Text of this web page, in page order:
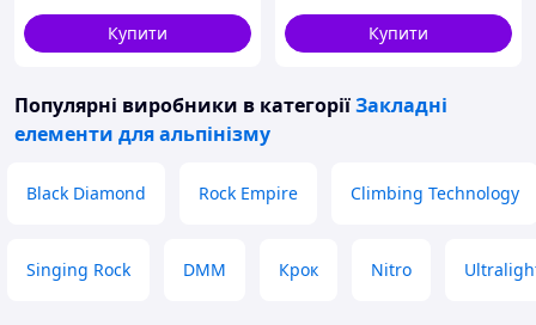
Купити Купити
Популярні виробники в категоріїЗакладні
елементи для альпінізму
Black Diamond Rock Empire Climbing Technology
Singing Rock DMM Крок Nitro